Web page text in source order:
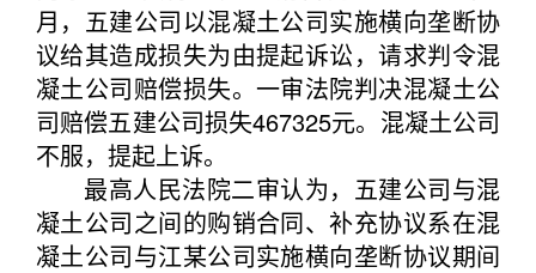
月，五建公司以混凝土公司实施横向垄断协
议给其造成损失为由提起诉讼，请求判令混
凝土公司赔偿损失。一审法院判决混凝土公
司赔偿五建公司损失467325元。混凝土公司
不服，提起上诉。
最高人民法院二审认为，五建公司与混
凝土公司之间的购销合同、补充协议系在混
凝土公司与江某公司实施横向垄断协议期间